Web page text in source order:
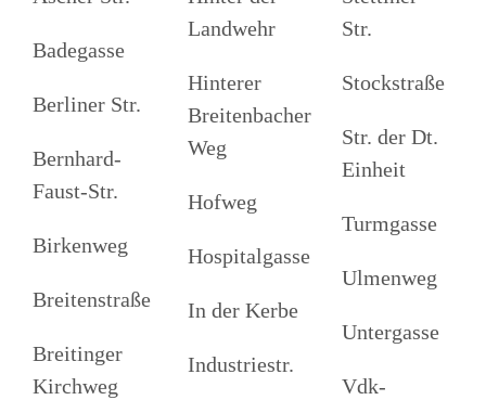
Badegasse
Berliner Str.
Bernhard-
Faust-Str.
Birkenweg
Breitenstraße
Breitinger
Kirchweg
Landwehr
Hinterer
Breitenbacher
Weg
Hofweg
Hospitalgasse
In der Kerbe
Industriestr.
Str.
Stockstraße
Str. der Dt.
Einheit
Turmgasse
Ulmenweg
Untergasse
Vdk-